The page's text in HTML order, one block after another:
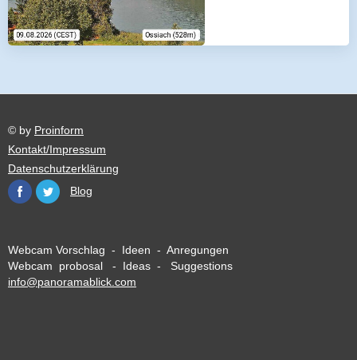
© by Proinform
Kontakt/Impressum
Datenschutzerklärung
Blog
Webcam Vorschlag - Ideen - Anregungen
Webcam probosal - Ideas - Suggestions
info@panoramablick.com